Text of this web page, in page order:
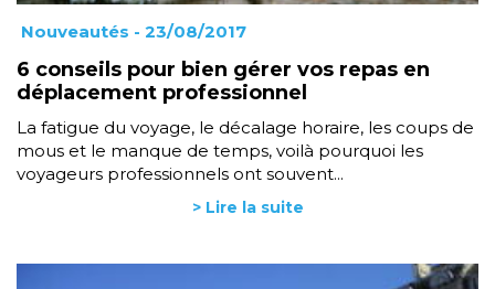
Nouveautés - 23/08/2017
6 conseils pour bien gérer vos repas en
déplacement professionnel
La fatigue du voyage, le décalage horaire, les coups de
mous et le manque de temps, voilà pourquoi les
voyageurs professionnels ont souvent...
> Lire la suite